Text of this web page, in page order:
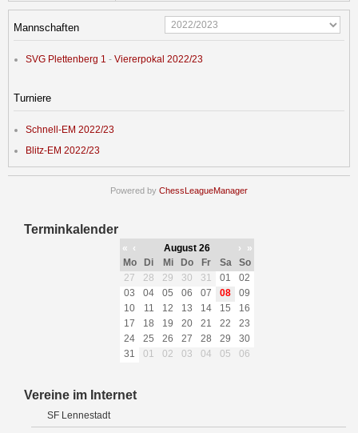
Mannschaften
SVG Plettenberg 1 -Viererpokal 2022/23
Turniere
Schnell-EM 2022/23
Blitz-EM 2022/23
Powered by ChessLeagueManager
Terminkalender
« ‹ August 26 ›
»
Mo
Di Mi Do Fr Sa
So
27
28 29 30 31 01
02
03
04 05 06 07 08
09
10
11 12 13 14 15
16
17
18 19 20 21 22
23
24
25 26 27 28 29
30
31
01 02 03 04 05 06
Vereine im Internet
SF Lennestadt